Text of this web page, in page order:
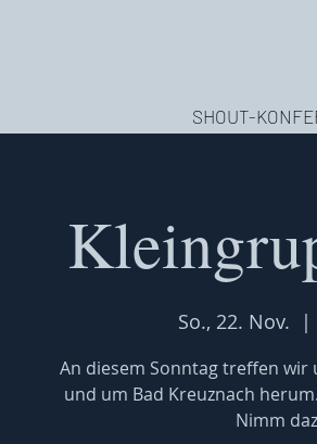
SHOUT-
So., 22. Nov.
An diesem Sonntag treffen
und um Bad Kreuznach
Nimm